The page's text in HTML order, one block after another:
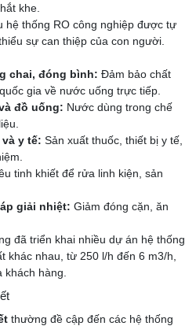
khe.
hệ thống RO công nghiệp được tự
sự can thiệp của con người.
chai, đóng bình: Đảm bảo chất
gia về nước uống trực tiếp.
đồ uống: Nước dùng trong chế
y tế: Sản xuất thuốc, thiết bị y tế,
tinh khiết để rửa linh kiện, sản
giải nhiệt: Giảm đóng cặn, ăn
đã triển khai nhiều dự án hệ thống
khác nhau, từ 250 l/h đến 6 m3/h,
hàng.
thường đề cập đến các hệ thống